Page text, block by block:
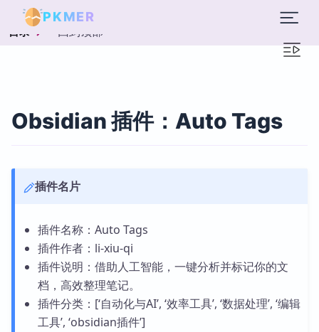
PKMER
目录 回到顶部
Obsidian 插件：Auto Tags
插件名片
插件名称：Auto Tags
插件作者：li-xiu-qi
插件说明：借助人工智能，一键分析并标记你的文
档，高效整理笔记。
插件分类：[‘自动化与AI’, ‘效率工具’, ‘数据处理’, ‘编辑
工具’, ‘obsidian插件’]